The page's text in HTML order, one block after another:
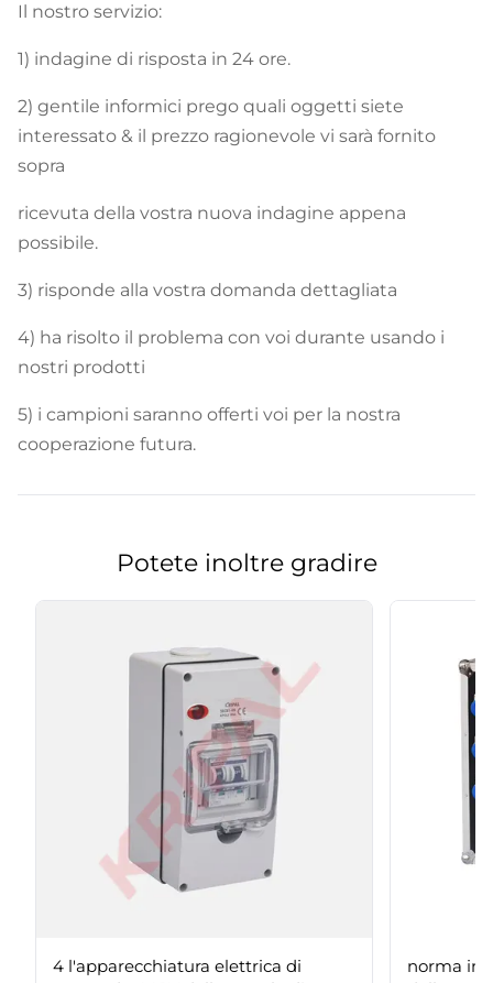
Il nostro servizio:
1) indagine di risposta in 24 ore.
2) gentile informici prego quali oggetti siete
interessato & il prezzo ragionevole vi sarà fornito
sopra
ricevuta della vostra nuova indagine appena
possibile.
3) risponde alla vostra domanda dettagliata
4) ha risolto il problema con voi durante usando i
nostri prodotti
5) i campioni saranno offerti voi per la nostra
cooperazione futura.
Potete inoltre gradire
4 l'apparecchiatura elettrica di
norma